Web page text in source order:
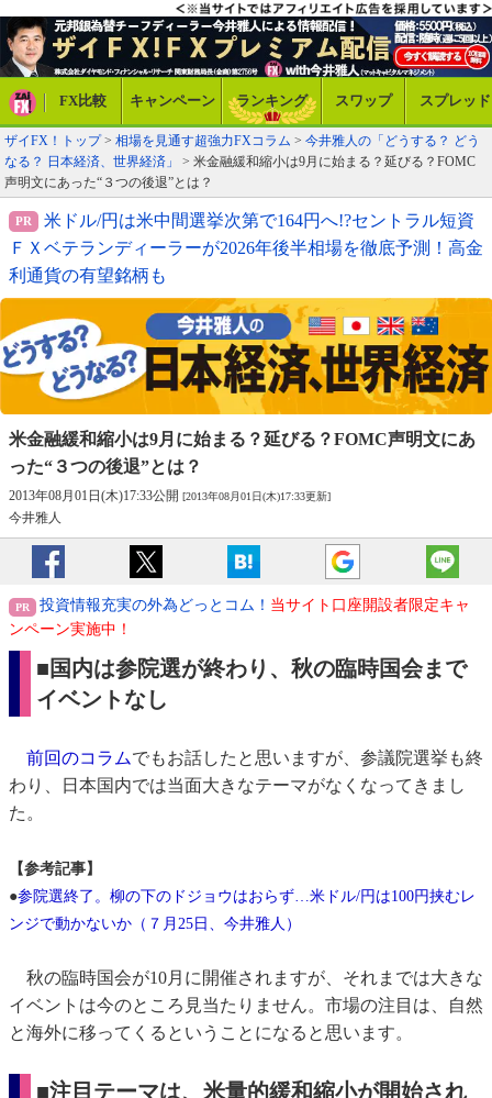
FX比較 キャンペーン ランキング スワップ スプレッド
ザイFX！トップ> 相場を見通す超強力FXコラム > 今井雅人の「どうする？ どう
なる？ 日本経済、世界経済」
> 米金融緩和縮小は9月に始まる？延びる？FOMC
声明文にあった“３つの後退”とは？
米ドル/円は米中間選挙次第で164円へ!?セントラル短資
ＦＸベテランディーラーが2026年後半相場を徹底予測！高金
利通貨の有望銘柄も
米金融緩和縮小は9月に始まる？延びる？FOMC声明文にあ
った“３つの後退”とは？
2013年08月01日(木)17:33公開 [2013年08月01日(木)17:33更新]
今井雅人
投資情報充実の外為どっとコム！ 当サイト口座開設者限定キャ
ンペーン実施中！
■国内は参院選が終わり、秋の臨時国会まで
イベントなし
前回のコラムでもお話したと思いますが、参議院選挙も終
わり、日本国内では当面大きなテーマがなくなってきまし
た。
【参考記事】
●参院選終了。柳の下のドジョウはおらず…米ドル/円は100円挟むレ
ンジで動かないか（７月25日、今井雅人）
秋の臨時国会が10月に開催されますが、それまでは大きな
イベントは今のところ見当たりません。市場の注目は、自然
と海外に移ってくるということになると思います。
■注目テーマは、米量的緩和縮小が開始され